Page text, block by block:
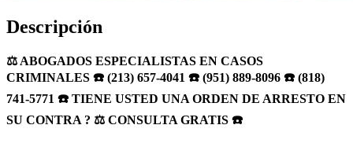
Descripción
⚖️ ABOGADOS ESPECIALISTAS EN CASOS
CRIMINALES ☎️ (213) 657-4041 ☎️ (951) 889-8096 ☎️ (818)
741-5771 ☎️ TIENE USTED UNA ORDEN DE ARRESTO EN
SU CONTRA ? ⚖️ CONSULTA GRATIS ☎️